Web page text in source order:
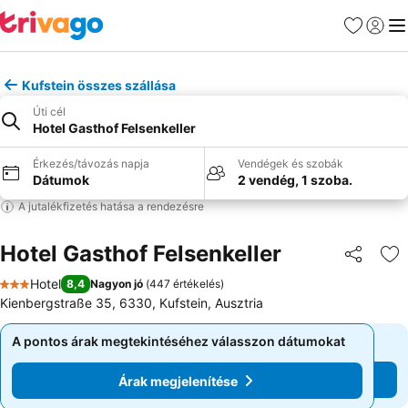
Kedvencek
Kufstein összes szállása
Úti cél
Hotel Gasthof Felsenkeller
Érkezés/távozás napja
Dátumok
Vendégek és szobák
2 vendég, 1 szoba.
A jutalékfizetés hatása a rendezésre
Hotel Gasthof Felsenkeller
3 Kategória
Hotel 8,4 Nagyon jó (447 értékelés)
Kienbergstraße 35, 6330, Kufstein, Ausztria
A pontos árak megtekintéséhez válasszon dátumokat
Árak megjelenítése
A pontos árak megtekintéséhez válasszon dátumokat
Árak megjelenítése